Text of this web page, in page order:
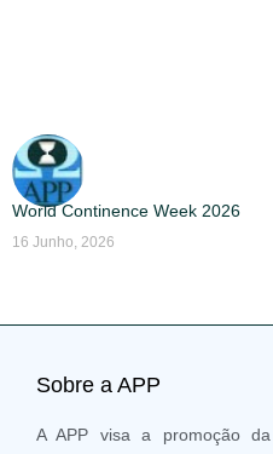
World Continence Week 2026
16 Junho, 2026
Sobre a APP
A APP visa a promoção da